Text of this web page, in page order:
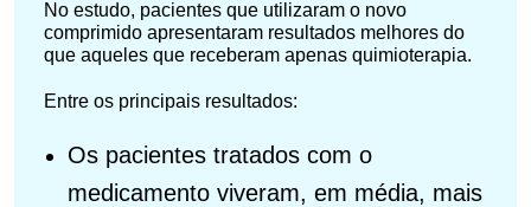
No estudo, pacientes que utilizaram o novo
comprimido apresentaram resultados melhores do
que aqueles que receberam apenas quimioterapia.
Entre os principais resultados:
Os pacientes tratados com o
medicamento viveram, em média, mais